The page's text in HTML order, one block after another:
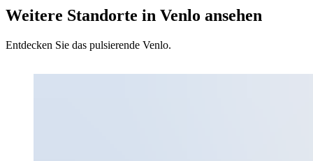
Weitere Standorte in Venlo ansehen
Entdecken Sie das pulsierende Venlo.